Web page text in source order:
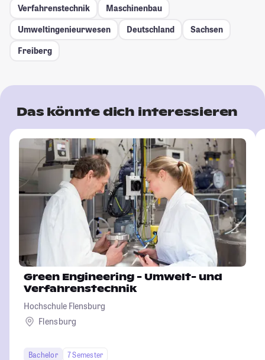
Verfahrenstechnik
Maschinenbau
Umweltingenieurwesen
Deutschland
Sachsen
Freiberg
Das könnte dich interessieren
Green Engineering - Umwelt- und
Verfahrenstechnik
Hochschule Flensburg
Flensburg
Bachelor
7 Semester